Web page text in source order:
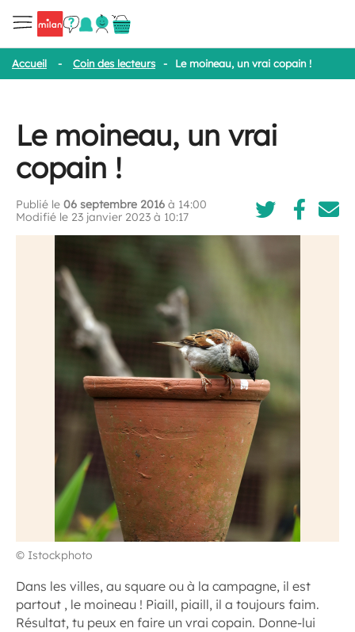
Accueil - Coin des lecteurs - Le moineau, un vrai copain !
Le moineau, un vrai
copain !
Publié le 06 septembre 2016 à 14:00
Modifié le 23 janvier 2023 à 10:17
© Istockphoto
Dans les villes, au square ou à la campagne, il est
partout , le moineau ! Piaill, piaill, il a toujours faim.
Résultat, tu peux en faire un vrai copain. Donne-lui